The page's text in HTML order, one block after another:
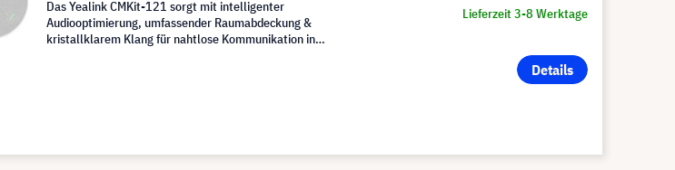
Lieferzeit 3-8 Werktage
Details
Das Yealink CMKit-121 sorgt mit intelligenter
Audiooptimierung, umfassender Raumabdeckung &
kristallklarem Klang für nahtlose Kommunikation in